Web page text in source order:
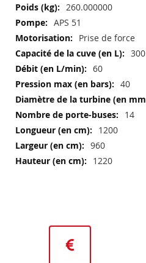
Plus
d’information
260.000000
APS 51
Prise de force
300
60
40
14
1200
960
1220